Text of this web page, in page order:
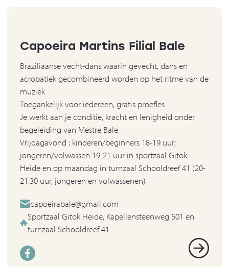
Capoeira Martins Filial Bale
Braziliaanse vecht-dans waarin gevecht, dans en
acrobatiek gecombineerd worden op het ritme van de
muziek
Toegankelijk voor iedereen, gratis proefles
Je werkt aan je conditie, kracht en lenigheid onder
begeleiding van Mestre Bale
Vrijdagavond : kinderen/beginners 18-19 uur;
jongeren/volwassen 19-21 uur in sportzaal Gitok
Heide en op maandag in turnzaal Schooldreef 41 (20-
21.30 uur, jongeren en volwassenen)
capoeirabale@gmail.com
Sportzaal Gitok Heide, Kapellensteenweg 501 en
turnzaal Schooldreef 41